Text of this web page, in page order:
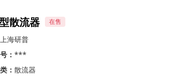
散流器 在售
上海研普
：***
：散流器